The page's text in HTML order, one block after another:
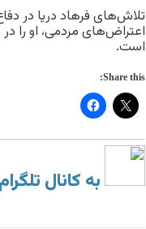
تلاش‌های فرهاد دریا در
اعتراض‌های مردمی، او را
است.
Share this:
به کانال